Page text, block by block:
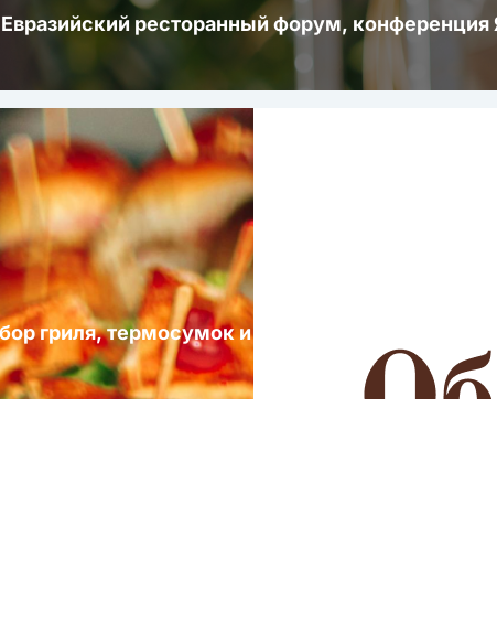
Евразийский ресторанный форум,
гриля, термосумок и посуды для выездных